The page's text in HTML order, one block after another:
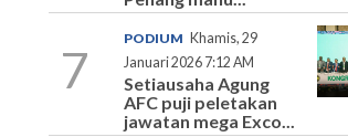
7
PODIUM Khamis, 29
Januari 2026 7:12 AM
Setiausaha Agung
AFC puji peletakan
jawatan mega Exco...